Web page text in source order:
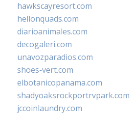
hawkscayresort.com
hellonquads.com
diarioanimales.com
decogaleri.com
unavozparadios.com
shoes-vert.com
elbotanicopanama.com
shadyoaksrockportrvpark.com
jccoinlaundry.com